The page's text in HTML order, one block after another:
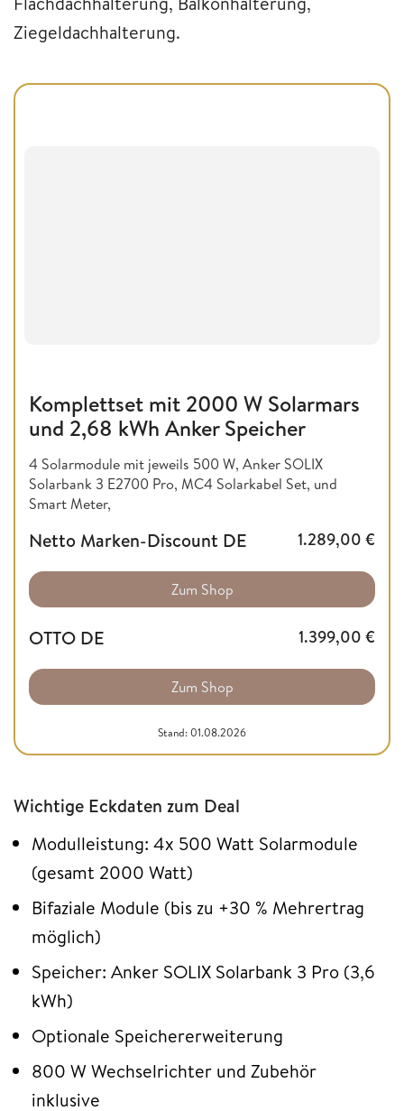
Ziegeldachhalterung.
Komplettset mit 2000 W Solarmars
und 2,68 kWh Anker Speicher
4 Solarmodule mit jeweils 500 W, Anker SOLIX
Solarbank 3 E2700 Pro, MC4 Solarkabel Set, und
Smart Meter,
Netto Marken-Discount DE 1.289,00 €
Zum Shop
OTTO DE 1.399,00 €
Zum Shop
Stand: 01.08.2026
Wichtige Eckdaten zum Deal
Modulleistung: 4x 500 Watt Solarmodule
(gesamt 2000 Watt)
Bifaziale Module (bis zu +30 % Mehrertrag
möglich)
Speicher: Anker SOLIX Solarbank 3 Pro (3,6
kWh)
Optionale Speichererweiterung
800 W Wechselrichter und Zubehör
inklusive